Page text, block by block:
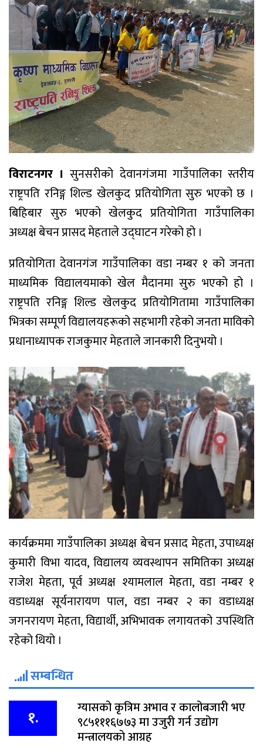
विराटनगर । सुनसरीको देवानगंजमा गाउँपालिका स्तरीय
राष्ट्रपति रनिङ्ग शिल्ड खेलकुद प्रतियोगिता सुरु भएको छ ।
बिहिबार सुरु भएको खेलकुद प्रतियोगिता गाउँपालिका
अध्यक्ष बेचन प्रासद मेहताले उद्घाटन गरेको हो ।
प्रतियोगिता देवानगंज गाउँपालिका वडा नम्बर १ को जनता
माध्यमिक विद्यालयमाको खेल मैदानमा सुरु भएको हो ।
राष्ट्रपति रनिङ्ग शिल्ड खेलकुद प्रतियोगितामा गाउँपालिका
भित्रका सम्पूर्ण विद्यालयहरूको सहभागी रहेको जनता माविको
प्रधानाध्यापक राजकुमार मेहताले जानकारी दिनुभयो ।
कार्यक्रममा गाउँपालिका अध्यक्ष बेचन प्रसाद मेहता, उपाध्यक्ष
कुमारी विभा यादव, विद्यालय व्यवस्थापन समितिका अध्यक्ष
राजेश मेहता, पूर्व अध्यक्ष श्यामलाल मेहता, वडा नम्बर १
वडाध्यक्ष सूर्यनारायण पाल, वडा नम्बर २ का वडाध्यक्ष
जगनरायण मेहता, विद्यार्थी, अभिभावक लगायतको उपस्थिति
रहेको थियो ।
सम्बन्धित
१. ग्यासको कृत्रिम अभाव र कालोबजारी भए
९८५१११६७७३ मा उजुरी गर्न उद्योग
मन्त्रालयकाे आग्रह